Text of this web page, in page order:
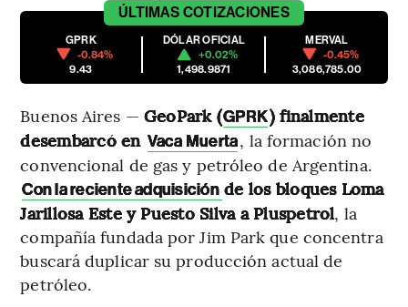
ÚLTIMAS COTIZACIONES
GPRK
-0.84%
9.43
DÓLAR OFICIAL
+0.02%
1,498.9871
MERVAL
-0.45%
3,086,785.00
Buenos Aires — GeoPark (GPRK) finalmente
desembarcó en Vaca Muerta, la formación no
convencional de gas y petróleo de Argentina.
Con la reciente adquisición de los bloques Loma
Jarillosa Este y Puesto Silva a Pluspetrol, la
compañía fundada por Jim Park que concentra
buscará duplicar su producción actual de
petróleo.